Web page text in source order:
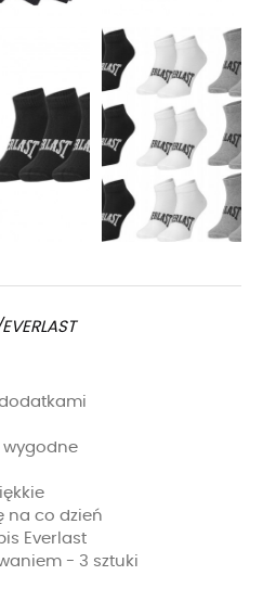
wygodne
na co dzień
Everlast
- 3 sztuki